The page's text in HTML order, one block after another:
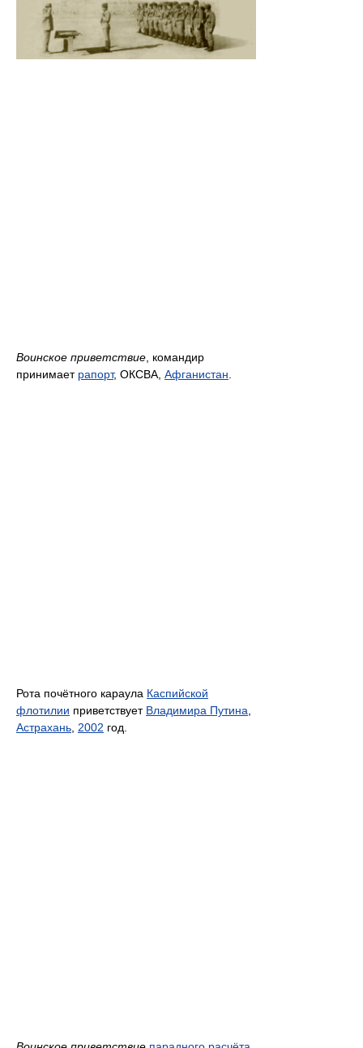
Воинское приветствие , командир
принимает рапорт, ОКСВА, Афганистан
Рота почётного караула Каспийской
флотилии приветствует Владимира Путина
Астрахань 2002 год.